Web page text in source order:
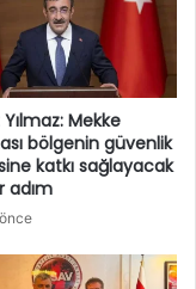
Mekke
bölgenin güvenlik
katkı sağlayacak
adım